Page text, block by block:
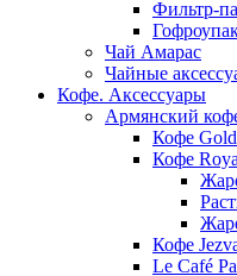
Фильтр-
Чай Амарас
Чайные
Кофе. Аксессуары
Армянский
Кофе
Кофе
Кофе
Le Café